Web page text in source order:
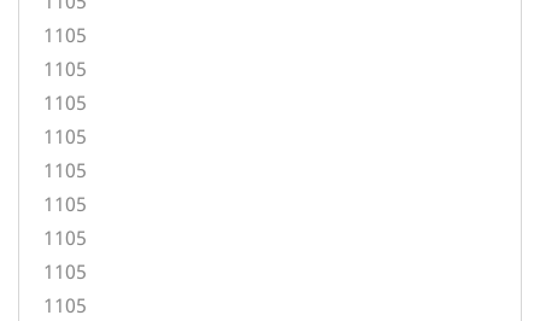
1105
1105
1105
1105
1105
1105
1105
1105
1105